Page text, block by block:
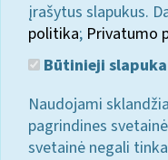
įrašytus slapukus.
politika; Privatumo
Būtinieji
Naudojami
pagrindines
svetainė negali